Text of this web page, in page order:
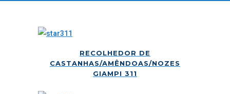
RECOLHEDOR DE
CASTANHAS/AMÊNDOAS/NOZES
GIAMPI 311